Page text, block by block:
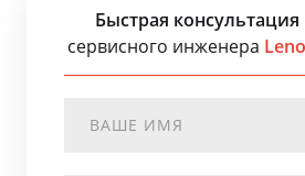
Быстрая консультация
сервисного инженера